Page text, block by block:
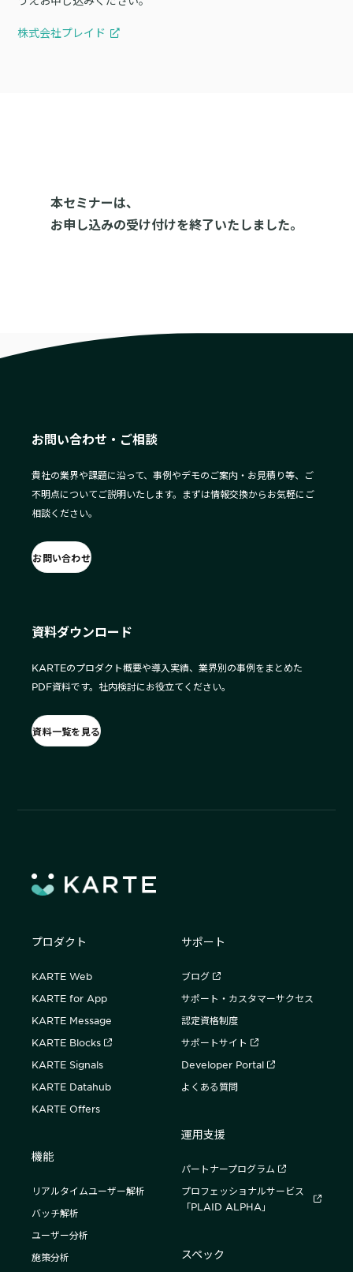
株式会社プレイド
本セミナーは、
お申し込みの受け付けを終了いたしました。
お問い合わせ・ご相談
貴社の業界や課題に沿って、事例やデモのご案内・お見積り等、ご
不明点についてご説明いたします。まずは情報交換からお気軽にご
相談ください。
お問い合わせ
資料ダウンロード
KARTEのプロダクト概要や導入実績、業界別の事例をまとめた
PDF資料です。社内検討にお役立てください。
資料一覧を見る
プロダクト
KARTE Web
KARTE for App
KARTE Message
KARTE Blocks
KARTE Signals
KARTE Datahub
KARTE Offers
機能
リアルタイムユーザー解析
バッチ解析
ユーザー分析
施策分析
サポート
ブログ
サポート・カスタマーサクセス
認定資格制度
サポートサイト
Developer Portal
よくある質問
運用支援
パートナープログラム
プロフェッショナルサービス
「PLAID ALPHA」
スペック